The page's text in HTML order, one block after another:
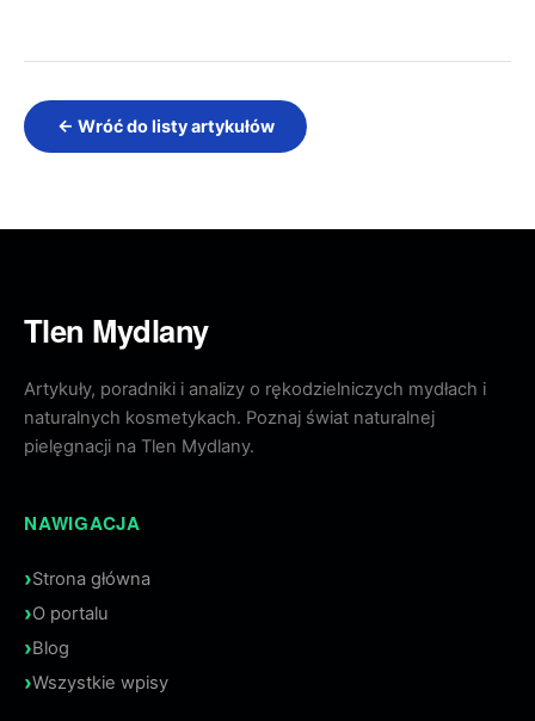
← Wróć do listy artykułów
Tlen Mydlany
Artykuły, poradniki i analizy o rękodzielniczych mydłach i
naturalnych kosmetykach. Poznaj świat naturalnej
pielęgnacji na Tlen Mydlany.
NAWIGACJA
Strona główna
O portalu
Blog
Wszystkie wpisy